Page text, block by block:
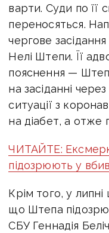
варти. Суди по її
переносяться.
чергове
Нелі Штепи. Її
пояснення —
на засіданні
ситуації з
на діабет, а отже
ЧИТАЙТЕ:
підозрюють у
Крім того, у
що Штепа
СБУ Геннадія